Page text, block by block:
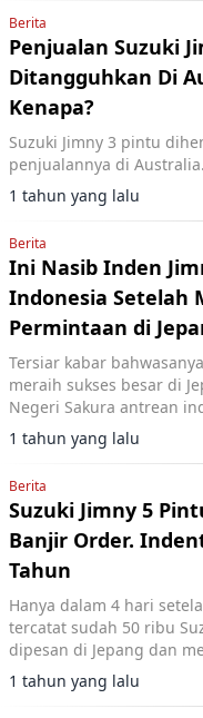
Berita
Penjualan Suzuki
Ditangguhkan Di
Kenapa?
Suzuki Jimny 3 pintu
penjualannya di Australia.
1 tahun yang lalu
Berita
Ini Nasib Inden
Indonesia Setelah
Permintaan di
Tersiar kabar
meraih sukses besar di
Negeri Sakura antrean
ini mencapai 3,5 tahun.
1 tahun yang lalu
Berita
Suzuki Jimny 5
Banjir Order.
Tahun
Hanya dalam 4 hari
tercatat sudah 50 ribu
dipesan di Jepang dan
panjang hingga 3,5 tahun
mendapatkannya.
1 tahun yang lalu